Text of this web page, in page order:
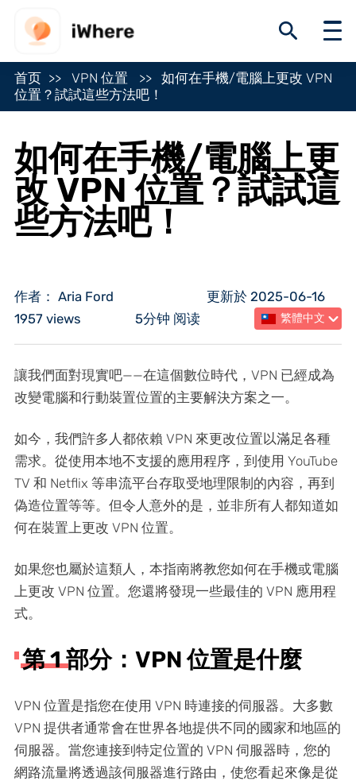
首页 VPN 位置
如何在手機/電腦上更改 VPN
位置？試試這些方法吧！
如何在手機/電腦上更
改 VPN 位置？試試這
些方法吧！
作者： Aria Ford
更新於 2025-06-16
1957 views
5分钟 阅读 繁體中文
讓我們面對現實吧——在這個數位時代，VPN 已經成為
改變電腦和行動裝置位置的主要解決方案之一。
如今，我們許多人都依賴 VPN 來更改位置以滿足各種
需求。從使用本地不支援的應用程序，到使用 YouTube
TV 和 Netflix 等串流平台存取受地理限制的內容，再到
偽造位置等等。但令人意外的是，並非所有人都知道如
何在裝置上更改 VPN 位置。
如果您也屬於這類人，本指南將教您如何在手機或電腦
上更改 VPN 位置。您還將發現一些最佳的 VPN 應用程
式。
第 1 部分：VPN 位置是什麼
VPN 位置是指您在使用 VPN 時連接的伺服器。大多數
VPN 提供者通常會在世界各地提供不同的國家和地區的
伺服器。當您連接到特定位置的 VPN 伺服器時，您的
網路流量將透過該伺服器進行路由，使您看起來像是從